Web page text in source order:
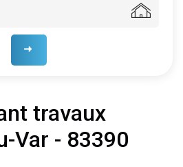
travaux
Var - 83390